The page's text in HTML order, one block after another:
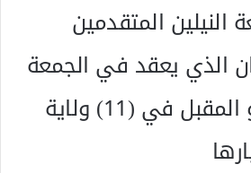
المتقدمين
الذي يعقد في الجمعة
العاشر من يوليو المقبل في (11) ولاية